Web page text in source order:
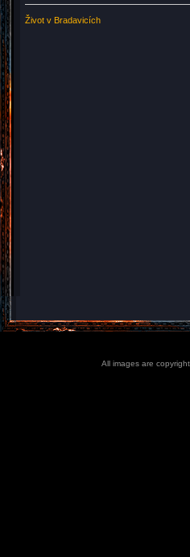
Život v Bradavicích
All images are